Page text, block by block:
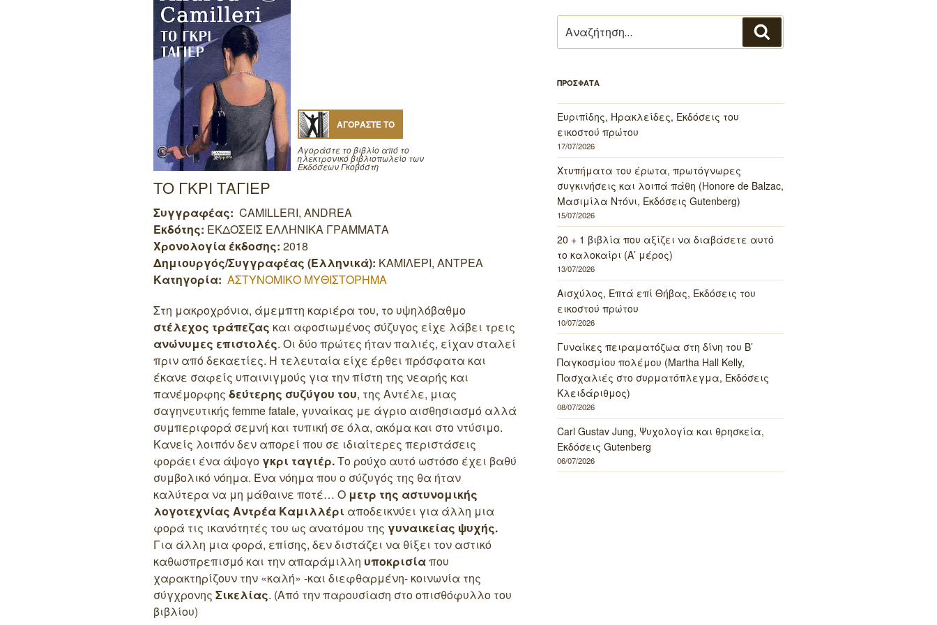
ΑΓΟΡΑΣΤΕ ΤΟ
Αγοράστε το βιβλίο από το
ηλεκτρονικό βιβλιοπωλείο των
Εκδόσεων Γκοβόστη
ΤΟ ΓΚΡΙ ΤΑΓΙΕΡ
Συγγραφέας: CAMILLERI, ANDREA
Εκδότης: ΕΚΔΟΣΕΙΣ ΕΛΛΗΝΙΚΑ ΓΡΑΜΜΑΤΑ
Χρονολογία έκδοσης: 2018
Δημιουργός/Συγγραφέας (Ελληνικά): ΚΑΜΙΛΕΡΙ, ΑΝΤΡΕΑ
Κατηγορία: ΑΣΤΥΝΟΜΙΚΟ ΜΥΘΙΣΤΟΡΗΜΑ
Στη μακροχρόνια, άμεμπτη καριέρα του, το υψηλόβαθμο
στέλεχος τράπεζας και αφοσιωμένος σύζυγος είχε λάβει τρεις
ανώνυμες επιστολές. Οι δύο πρώτες ήταν παλιές, είχαν σταλεί
πριν από δεκαετίες. Η τελευταία είχε έρθει πρόσφατα και
έκανε σαφείς υπαινιγμούς για την πίστη της νεαρής και
πανέμορφης δεύτερης συζύγου του, της Αντέλε, μιας
σαγηνευτικής femme fatale, γυναίκας με άγριο αισθησιασμό αλλά
συμπεριφορά σεμνή και τυπική σε όλα, ακόμα και στο ντύσιμο.
Κανείς λοιπόν δεν απορεί που σε ιδιαίτερες περιστάσεις
φοράει ένα άψογο γκρι ταγιέρ.Το ρούχο αυτό ωστόσο έχει βαθύ
συμβολικό νόημα. Ένα νόημα που ο σύζυγός της θα ήταν
καλύτερα να μη μάθαινε ποτέ… Ο μετρ της αστυνομικής
λογοτεχνίας Αντρέα Καμιλλέρι αποδεικνύει για άλλη μια
φορά τις ικανότητές του ως ανατόμου της γυναικείας ψυχής.
Για άλλη μια φορά, επίσης, δεν διστάζει να θίξει τον αστικό
καθωσπρεπισμό και την απαράμιλλη υποκρισίαπου
χαρακτηρίζουν την «καλή» -και διεφθαρμένη- κοινωνία της
σύγχρονης Σικελίας. (Από την παρουσίαση στο οπισθόφυλλο του
βιβλίου)
για:
ΠΡΟΣΦΑΤΑ
Ευριπίδης, Ηρακλείδες, Εκδόσεις του
εικοστού πρώτου
17/07/2026
Χτυπήματα του έρωτα, πρωτόγνωρες
συγκινήσεις και λοιπά πάθη (Honore de Balzac,
Μασιμίλα Ντόνι, Εκδόσεις Gutenberg)
15/07/2026
20 + 1 βιβλία που αξίζει να διαβάσετε αυτό
το καλοκαίρι (Α’ μέρος)
13/07/2026
Αισχύλος, Επτά επί Θήβας, Εκδόσεις του
εικοστού πρώτου
10/07/2026
Γυναίκες πειραματόζωα στη δίνη του Β’
Παγκοσμίου πολέμου (Martha Hall Kelly,
Πασχαλιές στο συρματόπλεγμα, Εκδόσεις
Κλειδάριθμος)
08/07/2026
Carl Gustav Jung, Ψυχολογία και θρησκεία,
Εκδόσεις Gutenberg
06/07/2026